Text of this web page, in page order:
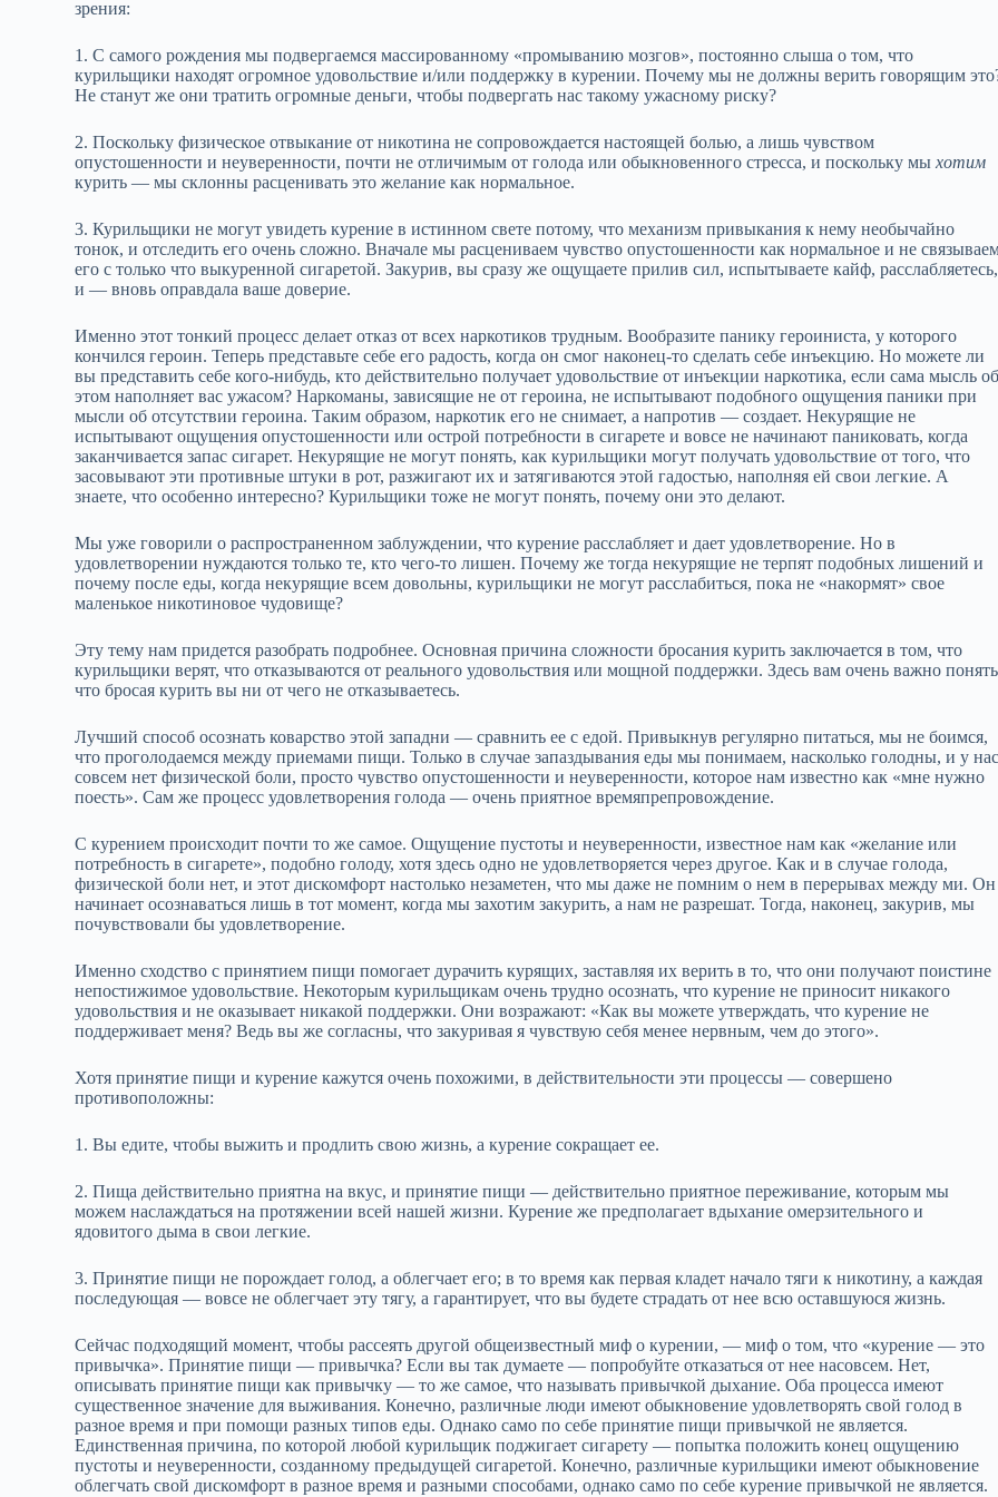
зрения:
1. С самого рождения мы подвергаемся массированному «промыванию мозгов», постоянно слыша о том, что
курильщики находят огромное удовольствие и/или поддержку в курении. Почему мы не должны верить говорящим
Не станут же они тратить огромные деньги, чтобы подвергать нас такому ужасному риску?
2. Поскольку физическое отвыкание от никотина не сопровождается настоящей болью, а лишь чувством
опустошенности и неуверенности, почти не отличимым от голода или обыкновенного стресса, и поскольку мыхотим
курить — мы склонны расценивать это желание как нормальное.
3. Курильщики не могут увидеть курение в истинном свете потому, что механизм привыкания к нему необычайно
тонок, и отследить его очень сложно. Вначале мы расцениваем чувство опустошенности как нормальное и не
его с только что выкуренной сигаретой. Закурив, вы сразу же ощущаете прилив сил, испытываете кайф, расслабляетесь,
и — вновь оправдала ваше доверие.
Именно этот тонкий процесс делает отказ от всех наркотиков трудным. Вообразите панику героиниста, у которого
кончился героин. Теперь представьте себе его радость, когда он смог наконец‑то сделать себе инъекцию. Но можете ли
вы представить себе кого‑нибудь, кто действительно получает удовольствие от инъекции наркотика, если сама мысль
этом наполняет вас ужасом? Наркоманы, зависящие не от героина, не испытывают подобного ощущения паники при
мысли об отсутствии героина. Таким образом, наркотик его не снимает, а напротив — создает. Некурящие не
испытывают ощущения опустошенности или острой потребности в сигарете и вовсе не начинают паниковать, когда
заканчивается запас сигарет. Некурящие не могут понять, как курильщики могут получать удовольствие от того, что
засовывают эти противные штуки в рот, разжигают их и затягиваются этой гадостью, наполняя ей свои легкие. А
знаете, что особенно интересно? Курильщики тоже не могут понять, почему они это делают.
Мы уже говорили о распространенном заблуждении, что курение расслабляет и дает удовлетворение. Но в
удовлетворении нуждаются только те, кто чего‑то лишен. Почему же тогда некурящие не терпят подобных лишений и
почему после еды, когда некурящие всем довольны, курильщики не могут расслабиться, пока не «накормят» свое
маленькое никотиновое чудовище?
Эту тему нам придется разобрать подробнее. Основная причина сложности бросания курить заключается в том, что
курильщики верят, что отказываются от реального удовольствия или мощной поддержки. Здесь вам очень важно
что бросая курить вы ни от чего не отказываетесь.
Лучший способ осознать коварство этой западни — сравнить ее с едой. Привыкнув регулярно питаться, мы не боимся,
что проголодаемся между приемами пищи. Только в случае запаздывания еды мы понимаем, насколько голодны, и у
совсем нет физической боли, просто чувство опустошенности и неуверенности, которое нам известно как «мне нужно
поесть». Сам же процесс удовлетворения голода — очень приятное времяпрепровождение.
С курением происходит почти то же самое. Ощущение пустоты и неуверенности, известное нам как «желание или
потребность в сигарете», подобно голоду, хотя здесь одно не удовлетворяется через другое. Как и в случае голода,
физической боли нет, и этот дискомфорт настолько незаметен, что мы даже не помним о нем в перерывах между ми. Он
начинает осознаваться лишь в тот момент, когда мы захотим закурить, а нам не разрешат. Тогда, наконец, закурив, мы
почувствовали бы удовлетворение.
Именно сходство с принятием пищи помогает дурачить курящих, заставляя их верить в то, что они получают поистине
непостижимое удовольствие. Некоторым курильщикам очень трудно осознать, что курение не приносит никакого
удовольствия и не оказывает никакой поддержки. Они возражают: «Как вы можете утверждать, что курение не
поддерживает меня? Ведь вы же согласны, что закуривая я чувствую себя менее нервным, чем до этого».
Хотя принятие пищи и курение кажутся очень похожими, в действительности эти процессы — совершено
противоположны:
1. Вы едите, чтобы выжить и продлить свою жизнь, а курение сокращает ее.
2. Пища действительно приятна на вкус, и принятие пищи — действительно приятное переживание, которым мы
можем наслаждаться на протяжении всей нашей жизни. Курение же предполагает вдыхание омерзительного и
ядовитого дыма в свои легкие.
3. Принятие пищи не порождает голод, а облегчает его; в то время как первая кладет начало тяги к никотину, а каждая
последующая — вовсе не облегчает эту тягу, а гарантирует, что вы будете страдать от нее всю оставшуюся жизнь.
Сейчас подходящий момент, чтобы рассеять другой общеизвестный миф о курении, — миф о том, что «курение — это
привычка». Принятие пищи — привычка? Если вы так думаете — попробуйте отказаться от нее насовсем. Нет,
описывать принятие пищи как привычку — то же самое, что называть привычкой дыхание. Оба процесса имеют
существенное значение для выживания. Конечно, различные люди имеют обыкновение удовлетворять свой голод в
разное время и при помощи разных типов еды. Однако само по себе принятие пищи привычкой не является.
Единственная причина, по которой любой курильщик поджигает сигарету — попытка положить конец ощущению
пустоты и неуверенности, созданному предыдущей сигаретой. Конечно, различные курильщики имеют обыкновение
облегчать свой дискомфорт в разное время и разными способами, однако само по себе курение привычкой не является.